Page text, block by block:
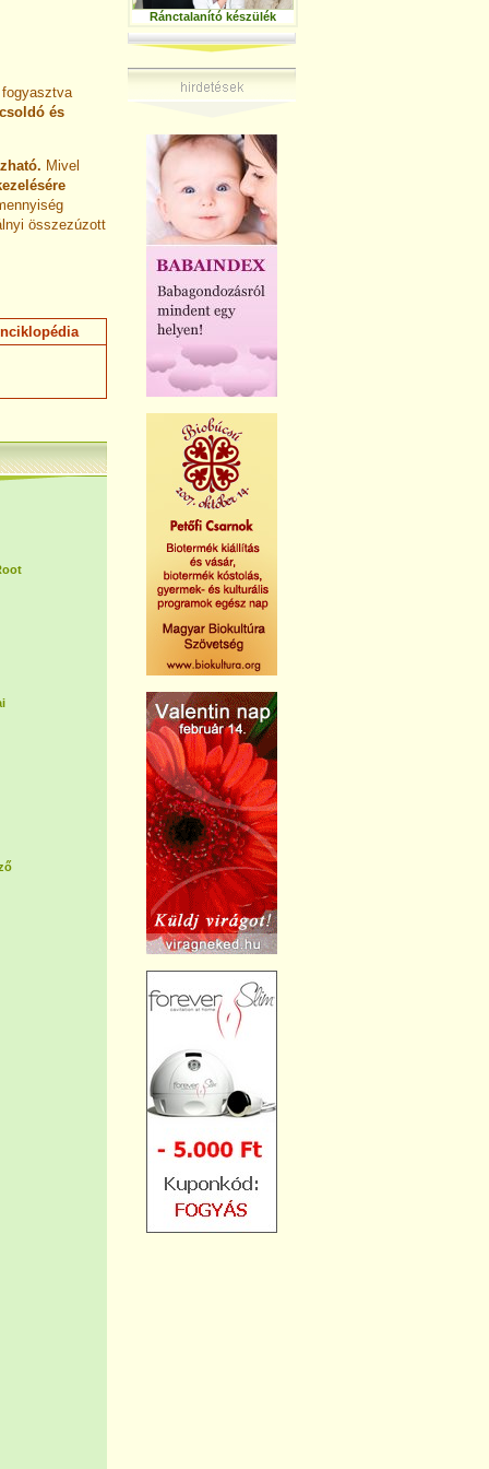
és
Mivel
összezúzott
Ránctalanító készülék